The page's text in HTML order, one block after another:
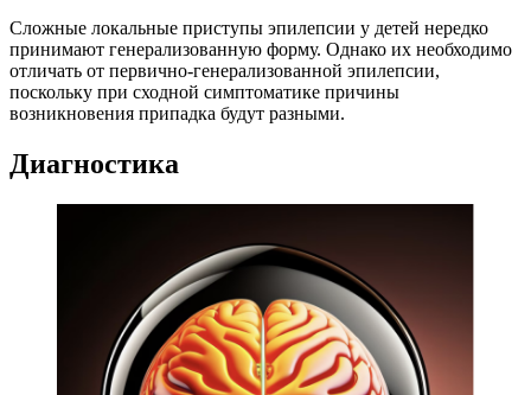
Сложные локальные приступы эпилепсии у детей нередко
принимают генерализованную форму. Однако их необходимо
отличать от первично-генерализованной эпилепсии,
поскольку при сходной симптоматике причины
возникновения припадка будут разными.
Диагностика